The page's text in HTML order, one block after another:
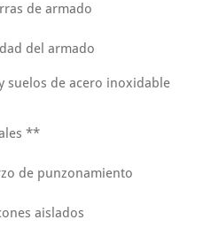
de armado
del armado
suelos de acero inoxidable
**
de punzonamiento
aislados